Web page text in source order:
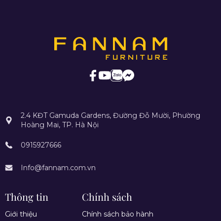
2.4 KĐT Gamuda Gardens, Đường Đỗ Mười, Phường
Hoàng Mai, TP. Hà Nội
0915927666
Info@fannam.com.vn
Thông tin
Giới thiệu
Chính sách
Chính sách bảo hành